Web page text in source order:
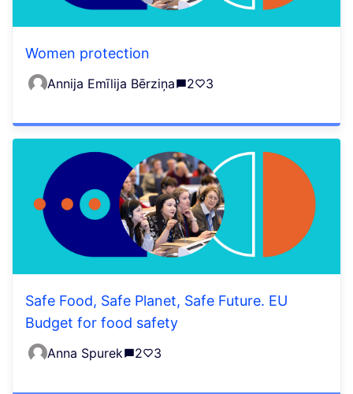
Women protection
Annija Emīlija Bērziņa 2 3
Safe Food, Safe Planet, Safe Future. EU
Budget for food safety
Anna Spurek 2 3